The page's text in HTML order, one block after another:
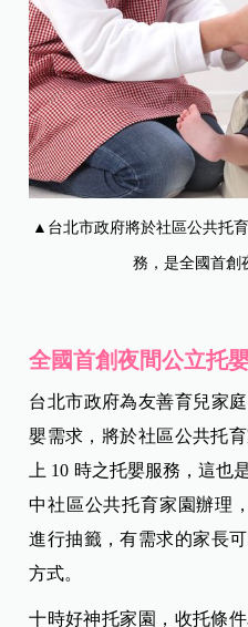
▲台北市政府將於社區公共托
務，是全國首創
全國首創夜間公立托
台北市政府為友善育兒家
嬰需求，將於社區公共托
上 10 時之托嬰服務，這也
中社區公共托育家園辦理
進行抽籤，有需求的家長
方式。
十時好神托家園，收托條